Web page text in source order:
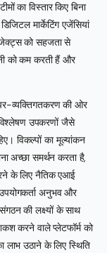
का विस्तार किए बिना
मार्केटिंग एजेंसियां
को सहजता से
को कम करती हैं और
व्यक्तिगतकरण की ओर
उपकरणों जैसे
विकल्पों का मूल्यांकन
अच्छा समर्थन करता है,
के लिए नैतिक एआई
अनुभव और
की लक्ष्यों के साथ
करने वाले प्लेटफॉर्म को
उठाने के लिए स्थिति